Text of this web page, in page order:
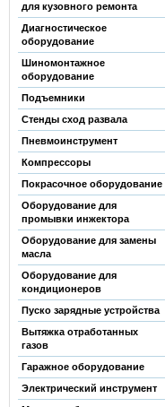
для кузовного ремонта
Диагностическое
оборудование
Шиномонтажное
оборудование
Подъемники
Стенды сход развала
Пневмоинструмент
Компрессоры
Покрасочное оборудование
Оборудование для
промывки инжектора
Оборудование для замены
масла
Оборудование для
кондиционеров
Пуско зарядные устройства
Вытяжка отработанных
газов
Гаражное оборудование
Электрический инструмент